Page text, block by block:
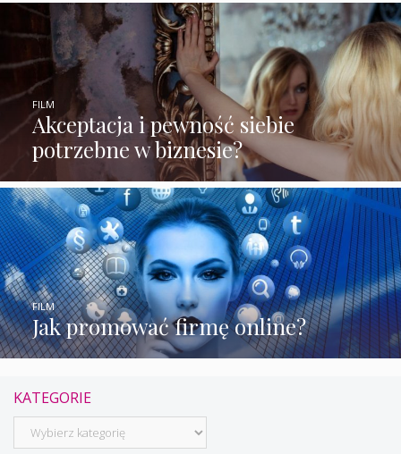
Akceptacja i pewność siebie
potrzebne w biznesie?
FILM
Jak promować firmę online?
FILM
KATEGORIE
Kategorie